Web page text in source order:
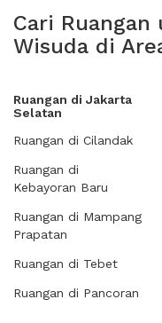
Cari
Wisuda di
Ruangan di Jakarta
Selatan
Ruangan di Cilandak
Ruangan di
Kebayoran Baru
Ruangan di Mampang
Prapatan
Ruangan di Tebet
Ruangan di Pancoran